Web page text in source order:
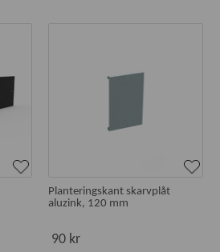
Planteringskant skarvplåt
aluzink, 120 mm
90 kr